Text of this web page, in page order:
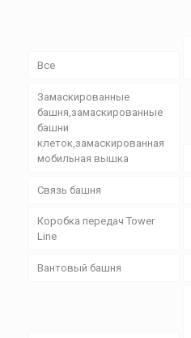
Все
Замаскированные
башня,замаскированные
башни
клеток,замаскированная
мобильная вышка
Связь башня
Коробка передач Tower
Line
Вантовый башня